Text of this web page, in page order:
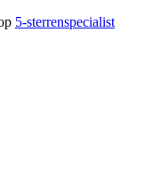
5-sterrenspecialist